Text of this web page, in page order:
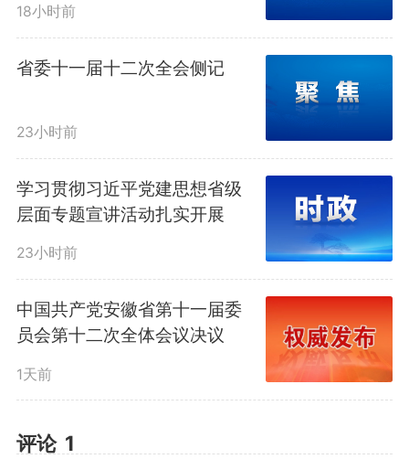
介》主旨报告中指出，中国磁约束
聚变研究已从基础探索迈向工程验
证与产业孵化的关键拐点。依托
EAST创造的多项世界纪录及在国
际热核聚变实验堆计划中的核心贡
献，我国正加速推进CRAFT与
BEST的建设。合肥综合性国家科
学中心能源研究院科技开发处处长
王小博以《聚变领域成果转化与未
来产业协同发展》为题作主旨报
18小时前
省委十一届十二次全会侧记
23小时前
学习贯彻习近平党建思想省级
层面专题宣讲活动扎实开展
23小时前
中国共产党安徽省第十一届委
员会第十二次全体会议决议
1天前
评论 1